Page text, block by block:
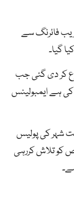
فائرنگ سے
کر دی گئی جب
ہے ایمبولینس
شہر کی پولیس
نژاد شخص کو تلاش کررہی